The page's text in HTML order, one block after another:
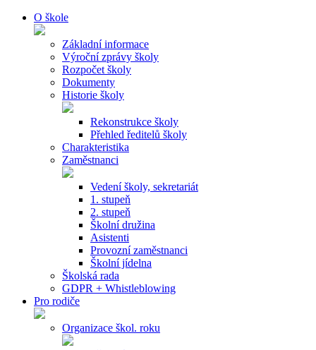
O škole
Základní informace
Výroční zprávy školy
Rozpočet školy
Dokumenty
Historie školy
Rekonstrukce školy
Přehled ředitelů školy
Charakteristika
Zaměstnanci
Vedení školy, sekretariát
1. stupeň
2. stupeň
Školní družina
Asistenti
Provozní zaměstnanci
Školní jídelna
Školská rada
GDPR + Whistleblowing
Pro rodiče
Organizace škol. roku